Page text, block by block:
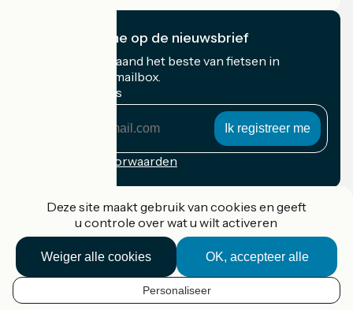
NL
Ik abonneer me op de nieuwsbrief
Ontvang elke maand het beste van fietsen in
Frankrijk in uw mailbox.
Mijn e-mailadres
Inschrijvingsvoorwaarden
Accueil Vélo Pro
Contact
Wettelijke informatie
Deze site maakt gebruik van cookies en geeft
u controle over wat u wilt activeren
OK, accepteer alle
Weiger alle cookies
Personaliseer